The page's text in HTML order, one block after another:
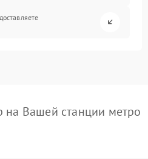
Вашей станции метро